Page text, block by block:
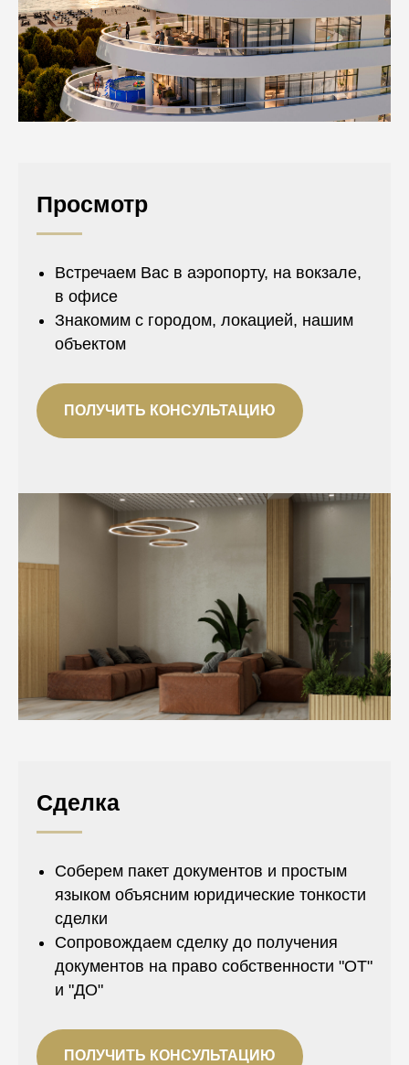
Просмотр
Встречаем Вас в аэропорту, на вокзале,
в офисе
Знакомим с городом, локацией, нашим
объектом
ПОЛУЧИТЬ КОНСУЛЬТАЦИЮ
Сделка
Соберем пакет документов и простым
языком объясним юридические тонкости
сделки
Сопровождаем сделку до получения
документов на право собственности "ОТ"
и "ДО"
ПОЛУЧИТЬ КОНСУЛЬТАЦИЮ